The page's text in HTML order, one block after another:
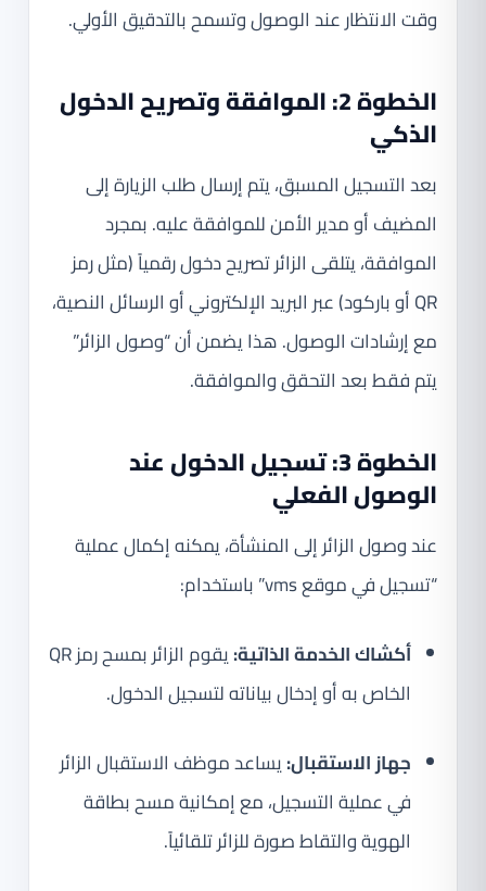
وقت الانتظار عند الوصول وتسمح بالتدقيق الأولي.
الخطوة 2: الموافقة وتصريح الدخول
الذكي
بعد التسجيل المسبق، يتم إرسال طلب الزيارة إلى
المضيف أو مدير الأمن للموافقة عليه. بمجرد
الموافقة، يتلقى الزائر تصريح دخول رقمياً (مثل رمز
QR أو باركود) عبر البريد الإلكتروني أو الرسائل النصية،
مع إرشادات الوصول. هذا يضمن أن “وصول الزائر”
يتم فقط بعد التحقق والموافقة.
الخطوة 3: تسجيل الدخول عند
الوصول الفعلي
عند وصول الزائر إلى المنشأة، يمكنه إكمال عملية
“تسجيل في موقع vms” باستخدام:
أكشاك الخدمة الذاتية:
يقوم الزائر بمسح رمز QR
الخاص به أو إدخال بياناته لتسجيل الدخول.
جهاز الاستقبال:يساعد موظف الاستقبال الزائر
في عملية التسجيل، مع إمكانية مسح بطاقة
الهوية والتقاط صورة للزائر تلقائياً.